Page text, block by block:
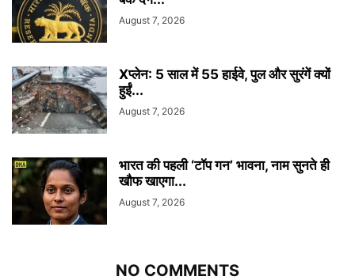
August 7, 2026
Xप्लेन: 5 साल में 55 हाईवे, पुल और सुरंगें क्यों
हुईं...
August 7, 2026
भारत की पहली ‘टॉप गन’ भावना, नाम सुनते ही
खौफ खाएगा...
August 7, 2026
NO COMMENTS